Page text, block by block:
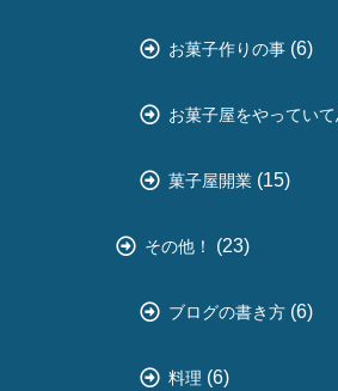
お菓子作りの事 (6)
お菓子屋をやってい
菓子屋開業 (15)
その他！ (23)
ブログの書き方 (6)
料理 (6)